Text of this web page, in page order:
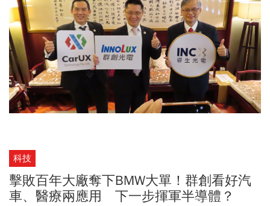
科技
擊敗百年大廠奪下BMW大單！群創看好汽
車、醫療兩應用 下一步揮軍半導體？